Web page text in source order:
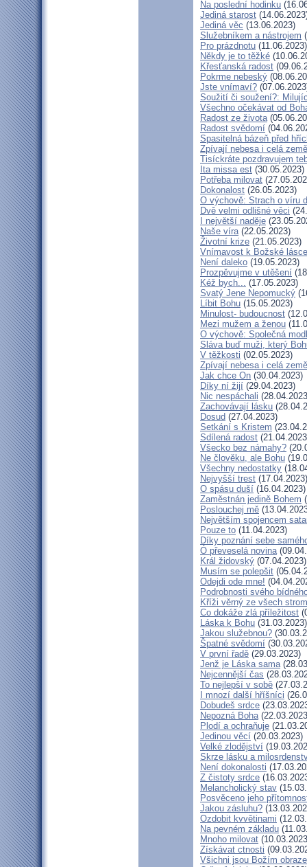
Na poslední hodinku
Jediná starost
Jediná věc (13.06.2023)
Služebníkem a nástrojem
Pro prázdnotu (11.06.2023)
Někdy je to těžké
Křesťanská radost
Pokrme nebeský
Jste vnímaví?
Soužití či soužení?:
Všechno očekávat od
Radost ze života
Radost svědomí
Spasitelná bázeň před
Zpívají nebesa i celá země
Tisíckráte pozdravujem
Ita missa est (30.05.2023)
Potřeba milovat
Dokonalost (26.05.2023)
O výchově: Strach o víru
Dvě velmi odlišné věci
I největší naděje
Naše víra(22.05.2023)
Životní krize (21.05.2023)
Vnímavost k Božské
Není daleko (19.05.2023)
Prozpěvujme v utěšení
Kéž bych... (17.05.2023)
Svatý Jene Nepomucký
Líbit Bohu (15.05.2023)
Minulost- budoucnost
Mezi mužem a ženou
O výchově: Společná
Sláva buď muži, který
V těžkosti (02.05.2023)
Zpívají nebesa i celá země
Jak chce On (30.04.2023)
Díky ní žijí (29.04.2023)
Nic nespáchali
Zachovávají lásku
Dosud (27.04.2023)
Setkání s Kristem
Sdílená radost
Všecko bez námahy?
Ne člověku, ale Bohu
Všechny nedostatky
Nejvyšší trest (17.04.2023)
O spásu duší (16.04.2023)
Zaměstnán jedině Bohem
Poslouchej mě
Největším spojencem
Pouze to (11.04.2023)
Díky poznání sebe
Ó převeselá novina
Král židovský (07.04.2023)
Musím se polepšit
Odejdi ode mne!
Podrobnosti svého
Kříži věrný ze všech
Co dokáže zlá příležitost
Láska k Bohu (31.03.2023)
Jakou služebnou?
Špatné svědomí
V první řadě (29.03.2023)
Jenž je Láska sama
Nejcennější čas
To nejlepší v sobě
I mnozí další hříšníci
Dobudeš srdce
Nepozná Boha
Plodí a ochraňuje
Jedinou věcí (20.03.2023)
Velké zlodějství
Skrze lásku a
Není dokonalosti
Z čistoty srdce
Melancholický stav
Posvěceno jeho
Jakou zásluhu?
Ozdobit kvvětinami
Na pevném základu
Mnoho milovat
Získávat ctnosti
Všichni jsou Božím